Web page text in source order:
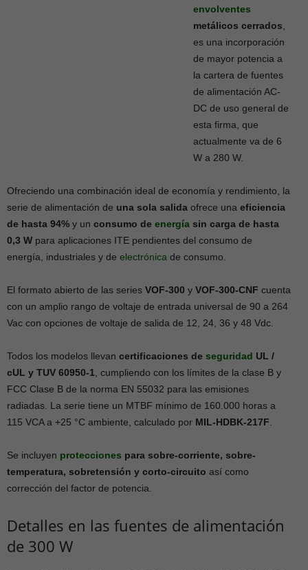
envolventes
metálicos cerrados
es una incorporación
de mayor potencia a
la cartera de fuentes
de alimentación AC-
DC de uso general de
esta firma, que
actualmente va de 6
W a 280 W.
Ofreciendo una combinación ideal de economía y rendimiento, la
serie de alimentación de una sola salida ofrece una eficiencia
de hasta 94% y un consumo de energía sin carga de hasta
0,3 W para aplicaciones ITE pendientes del consumo de
energía, industriales y de electrónica de consumo.
El formato abierto de las series VOF-300 y VOF-300-CNF cuenta
con un amplio rango de voltaje de entrada universal de 90 a 264
Vac con opciones de voltaje de salida de 12, 24, 36 y 48 Vdc.
Todos los modelos llevan certificaciones de seguridad UL /
cUL y TUV 60950-1 , cumpliendo con los límites de la clase B y
FCC Clase B de la norma EN 55032 para las emisiones
radiadas. La serie tiene un MTBF mínimo de 160.000 horas a
115 VCA a +25 °C ambiente, calculado por MIL-HDBK-217F
Se incluyen protecciones para sobre-corriente, sobre-
temperatura, sobretensión y corto-circuito así como
corrección del factor de potencia.
Detalles en las fuentes de alimentación
de 300 W